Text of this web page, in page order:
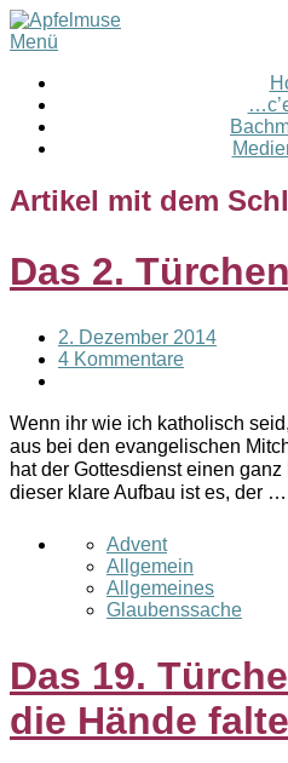
Menü
Artikel mit dem
Das 2.
2. Dezember 2014
4 Kommentare
Wenn ihr wie ich katholisch
aus bei den evangelischen
hat der Gottesdienst einen
dieser klare Aufbau ist es, der …
Advent
Allgemein
Allgemeines
Glaubenssache
Das 19.
die Hände